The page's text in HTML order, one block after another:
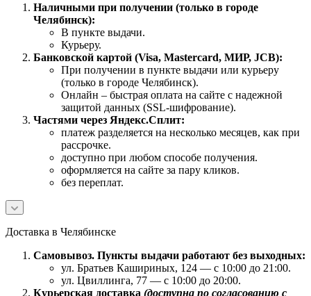
Наличными при получении (только в городе
Челябинск):
В пункте выдачи.
Курьеру.
Банковской картой (Visa, Mastercard, МИР, JCB):
При получении в пункте выдачи или курьеру
(только в городе Челябинск).
Онлайн – быстрая оплата на сайте с надежной
защитой данных (SSL-шифрование).
Частями через Яндекс.Сплит:
платеж разделяется на несколько месяцев, как при
рассрочке.
доступно при любом способе получения.
оформляется на сайте за пару кликов.
без переплат.
Доставка в Челябинске
Самовывоз. Пункты выдачи работают без выходных:
ул. Братьев Кашириных, 124 — с 10:00 до 21:00.
ул. Цвиллинга, 77 — с 10:00 до 20:00.
Курьерская доставка (доступна по согласованию с